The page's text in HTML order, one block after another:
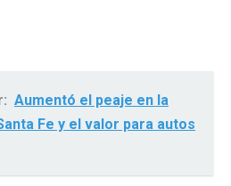
Aumentó el peaje en la
Fe y el valor para autos